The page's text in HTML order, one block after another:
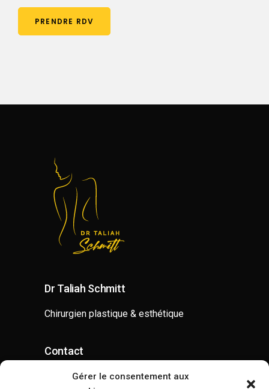
Gérer le consentement aux
PRENDRE RDV
Dr Taliah Schmitt
Chirurgien plastique & esthétique
Contact
contact@drtaliahschmitt.com